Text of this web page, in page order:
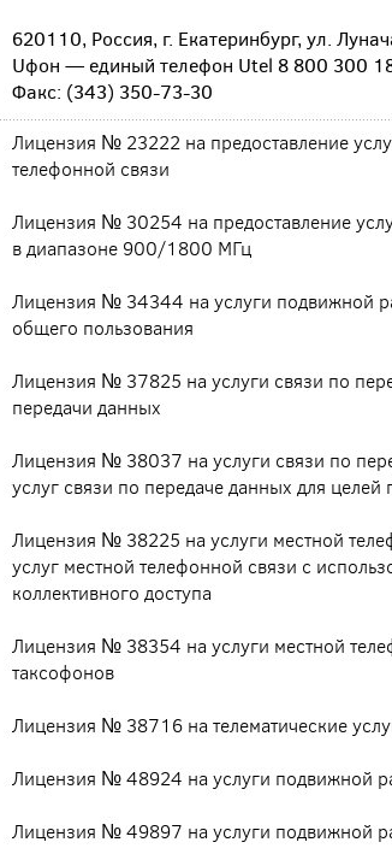
620110, Россия, г. Екатеринбург, ул.
Uфон — единый телефон Utel 8 800 300
Факс: (343) 350-73-30
Лицензия № 23222 на предоставление
телефонной связи
Лицензия № 30254 на предоставление
в диапазоне 900/1800 МГц
Лицензия № 34344 на услуги подвижной
общего пользования
Лицензия № 37825 на услуги связи по
передачи данных
Лицензия № 38037 на услуги связи по
услуг связи по передаче данных для
Лицензия № 38225 на услуги местной
услуг местной телефонной связи с
коллективного доступа
Лицензия № 38354 на услуги местной
таксофонов
Лицензия № 38716 на телематические
Лицензия № 48924 на услуги подвижной
Лицензия № 49897 на услуги подвижной